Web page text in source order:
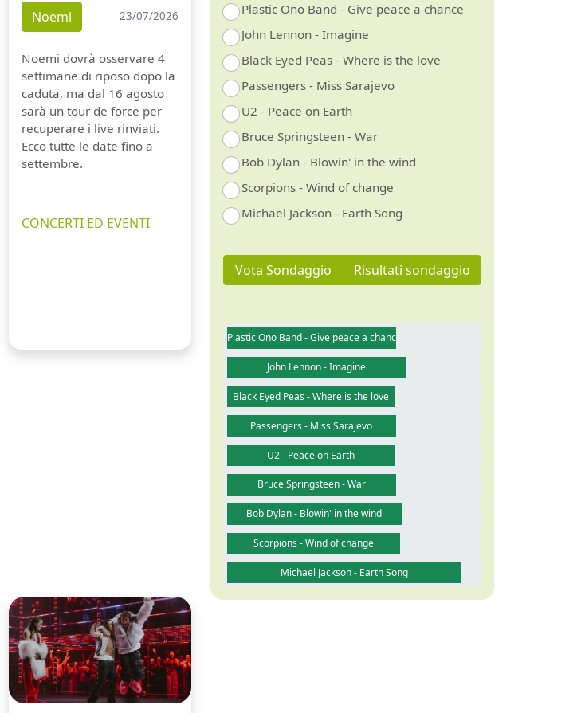
Noemi 23/07/2026
Noemi dovrà osservare 4
settimane di riposo dopo la
caduta, ma dal 16 agosto
sarà un tour de force per
recuperare i live rinviati.
Ecco tutte le date fino a
settembre.
CONCERTI ED EVENTI
Plastic Ono Band - Give peace a chance
John Lennon - Imagine
Black Eyed Peas - Where is the love
Passengers - Miss Sarajevo
U2 - Peace on Earth
Bruce Springsteen - War
Bob Dylan - Blowin' in the wind
Scorpions - Wind of change
Michael Jackson - Earth Song
Vota Sondaggio Risultati sondaggio
Plastic Ono Band - Give peace a chance
John Lennon - Imagine
Black Eyed Peas - Where is the love
Passengers - Miss Sarajevo
U2 - Peace on Earth
Bruce Springsteen - War
Bob Dylan - Blowin' in the wind
Scorpions - Wind of change
Michael Jackson - Earth Song